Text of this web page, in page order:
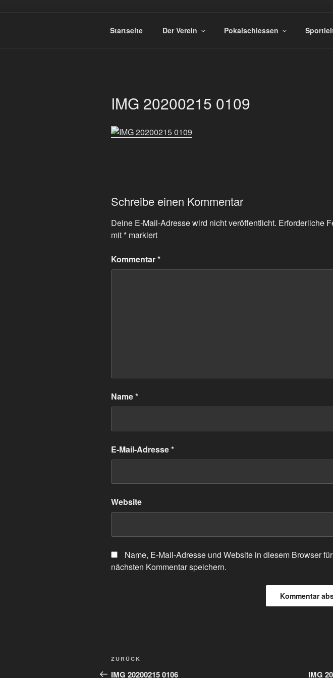
SPORTSCHÜTZEN
Startseite Der Verein Pokalschiessen
IMG 20200215 0109
Schreibe einen Kommentar
Deine E-Mail-Adresse wird nicht veröffentlicht. Erforderliche
mit* markiert
Kommentar*
Name*
E-Mail-Adresse*
Website
Name, E-Mail-Adresse und Website in diesem Browser
nächsten Kommentar speichern.
Beitragsnavigation
Vorheriger
Beitrag
ZURÜCK
IMG 20200215 0106 IMG